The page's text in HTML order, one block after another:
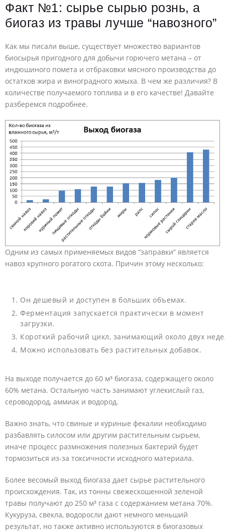
Факт №1: сырье сырью рознь, а
биогаз из травы лучше “навозного”
Как мы писали выше, существует множество вариантов
биосырья пригодного для добычи горючего метана – от
индюшиного помета и отбраковки мясного производства до
остатков жира и виноградного жмыха. В чем же различия? В
количестве получаемого топлива и в его качестве! Давайте
разберемся подробнее.
Одним из самых применяемых видов “заправки” является
навоз крупного рогатого скота. Причин этому несколько:
Он дешевый и доступен в больших объемах.
Ферментация запускается практически в момент
загрузки.
Короткий рабочий цикл, занимающий около двух
Можно использовать без растительных добавок.
На выходе получается до 60 м³ биогаза, содержащего около
60% метана. Остальную часть занимают углекислый газ,
сероводород, аммиак и водород.
Важно знать, что свиные и куриные фекалии необходимо
разбавлять силосом или другим растительным сырьем,
иначе процесс размножения полезных бактерий будет
тормозиться из-за токсичности исходного материала.
Более весомый выход биогаза дает сырье растительного
происхождения. Так, из тонны свежескошенной зеленой
травы получают до 250 м³ газа с содержанием метана 70%.
Кукуруза, свекла, водоросли дают немного меньший
результат, но также активно используются в биогазовых